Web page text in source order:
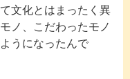
文化とはまったく異
ノ、こだわったモノ
うになったんで